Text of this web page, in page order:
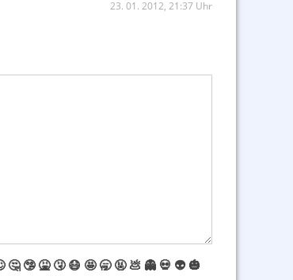
23. 01. 2012, 21:37 Uhr
🤔 🤥 🤮 🤧 😷 🤩 🥱 🤬 💩 👻 💀 👽 🎃